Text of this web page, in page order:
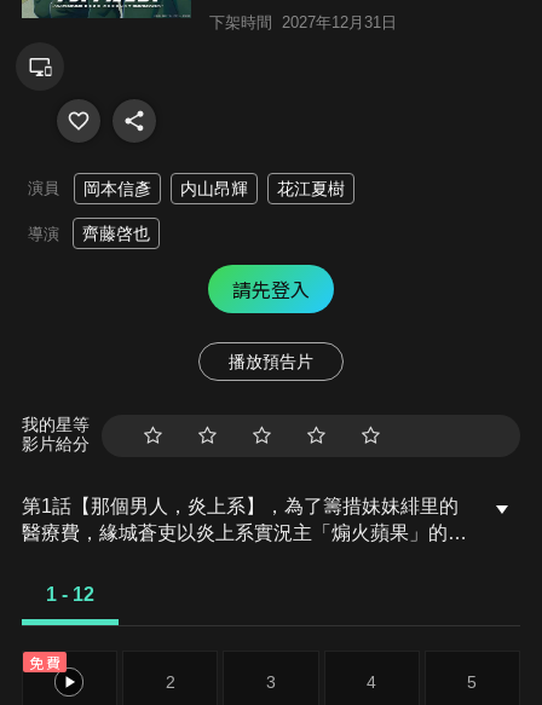
下架時間 2027年12月31日
演員 岡本信彥 内山昂輝 花江夏樹
導演 齊藤啓也
請先登入
播放預告片
我的星等
影片給分
第1話【那個男人，炎上系】，為了籌措妹妹緋里的
醫療費，緣城蒼吏以炎上系實況主「煽火蘋果」的身
他，每天都期待著與遠在他方的緋里互傳訊息。然而
才收到的那些訊息，究竟怎麼回事時，本該死去的緋
里，竟從眼前的手機中現身！
1 - 12
免費
1 2 3 4 5